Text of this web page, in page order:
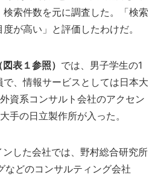
索件数を元に調査した。「検索
が高い」と評価したわけだ。
（図表１参照） では、男子学生の1
、情報サービスとしては日本大
資系コンサルト会社のアクセン
手の日立製作所が入った。
した会社では、野村総合研究所
などのコンサルティング会社